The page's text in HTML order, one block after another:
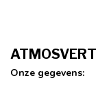
ATMOSVERT
Onze gegevens: